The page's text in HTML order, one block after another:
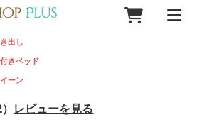
出し
きベッド
ーン
レビューを見る